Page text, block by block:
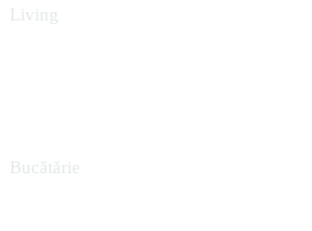
Living
Bucătărie